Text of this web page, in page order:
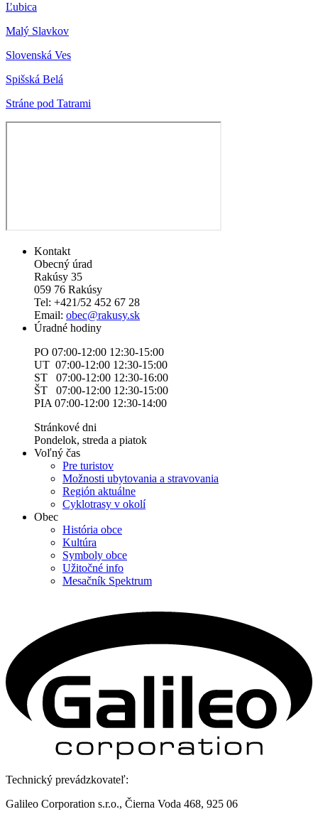
Ľubica
Malý Slavkov
Slovenská Ves
Spišská Belá
Stráne pod Tatrami
Kontakt
Obecný úrad
Rakúsy 35
059 76 Rakúsy
Tel: +421/52 452 67 28
Email: obec@rakusy.sk
Úradné hodiny
PO 07:00-12:00 12:30-15:00
UT 07:00-12:00 12:30-15:00
ST 07:00-12:00 12:30-16:00
ŠT 07:00-12:00 12:30-15:00
PIA 07:00-12:00 12:30-14:00
Stránkové dni
Pondelok, streda a piatok
Voľný čas
Pre turistov
Možnosti ubytovania a stravovania
Región aktuálne
Cyklotrasy v okolí
Obec
História obce
Kultúra
Symboly obce
Užitočné info
Mesačník Spektrum
Technický prevádzkovateľ:
Galileo Corporation s.r.o., Čierna Voda 468, 925 06